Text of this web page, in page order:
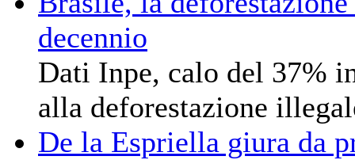
decennio
Dati Inpe, calo del 37%
alla deforestazione
De la Espriella giura da